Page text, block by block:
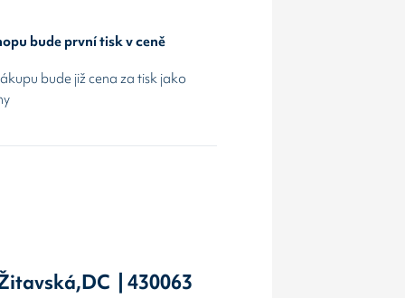
bude první tisk v ceně
bude již cena za tisk jako
| 430063